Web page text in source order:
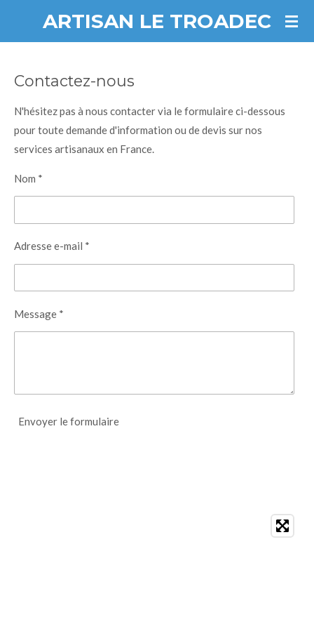
principal
ARTISAN LE TROADEC
Contactez-nous
N'hésitez pas à nous contacter via le formulaire ci-dessous
pour toute demande d'information ou de devis sur nos
services artisanaux en France.
Nom *
Adresse e-mail *
Message *
Envoyer le formulaire